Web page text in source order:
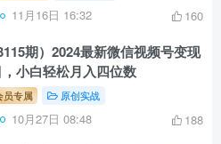
11月16日 16:32 160
期）2024最新微信视频号变现
小白轻松月入四位数
员专属 原创实战
10月27日 08:48 188